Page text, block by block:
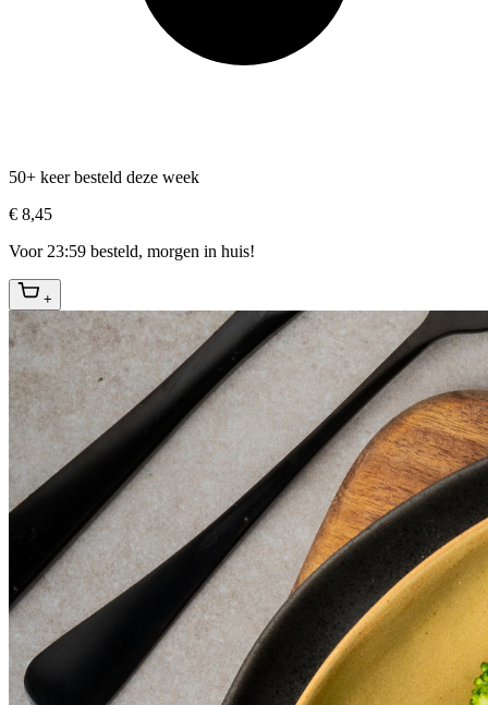
50+ keer besteld deze week
€ 8,45
Voor 23:59 besteld, morgen in huis!
+